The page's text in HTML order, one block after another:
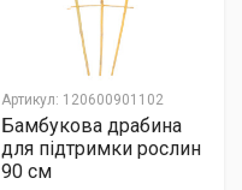
Артикул: 120600901102
Бамбукова драбина
для підтримки рослин
90 см